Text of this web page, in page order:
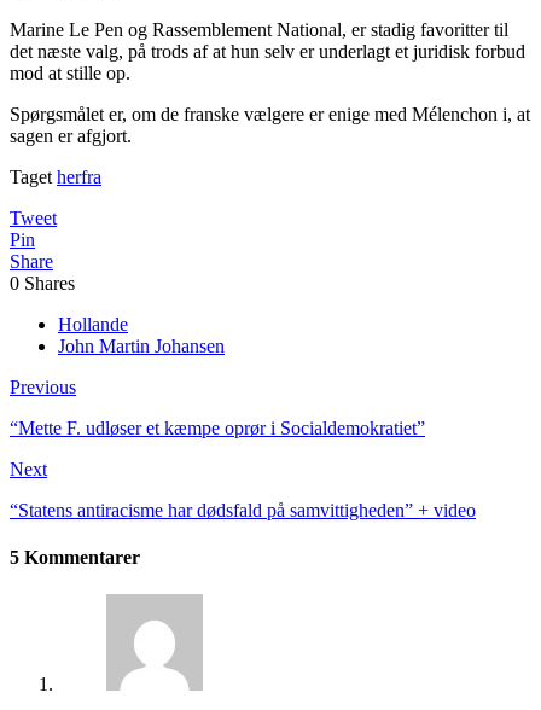
Marine Le Pen og Rassemblement National, er stadig favoritter til
det næste valg, på trods af at hun selv er underlagt et juridisk forbud
mod at stille op.
Spørgsmålet er, om de franske vælgere er enige med Mélenchon i, at
sagen er afgjort.
Taget herfra
Tweet
Pin
Share
0 Shares
Hollande
John Martin Johansen
Previous
“Mette F. udløser et kæmpe oprør i Socialdemokratiet”
Next
“Statens antiracisme har dødsfald på samvittigheden” + video
5 Kommentarer